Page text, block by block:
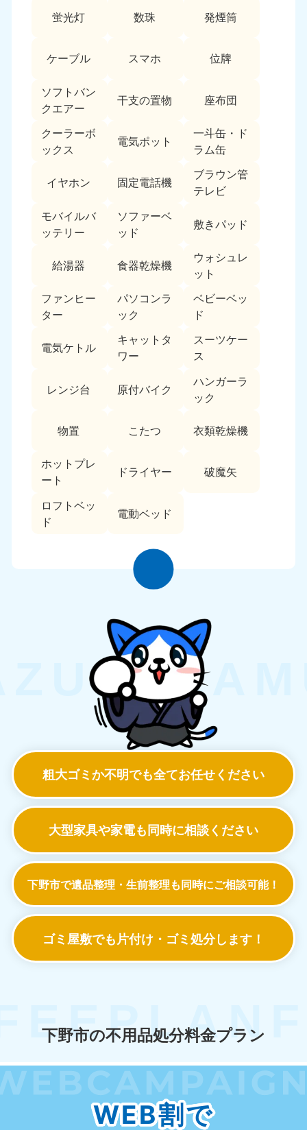
蛍光灯 数珠 発煙筒
ケーブル スマホ 位牌
ソフトバン
クエアー
干支の置物 座布団
クーラーボ
ックス
電気ポット
一斗缶・ド
ラム缶
イヤホン 固定電話機
ブラウン管
テレビ
モバイルバ
ッテリー
ソファーベ
ッド
敷きパッド
給湯器 食器乾燥機
ウォシュレ
ット
ファンヒー
ター
パソコンラ
ック
ベビーベッ
ド
電気ケトル
キャットタ
ワー
スーツケー
ス
レンジ台 原付バイク
ハンガーラ
ック
物置 こたつ 衣類乾燥機
ホットプレ
ート
ドライヤー 破魔矢
ロフトベッ
ド
電動ベッド
粗大ゴミか不明でも全てお任せください
大型家具や家電も同時に相談ください
下野市で遺品整理・生前整理も同時にご相談可能！
ゴミ屋敷でも 片付け・ゴミ処分します！
下野市の不用品処分料金プラン
WEB割で
9:00〜19:00 年中無休 9:00〜19:00 年中無休
長崎県
050-1880-9891
鹿児島県
050-1880-9889
大分県
050-1880-9893
9:00〜19:00 年中無休
050-1880-9890
9:00〜19:00 年中無休
050-1880-9892
沖縄県
050-1880-9887